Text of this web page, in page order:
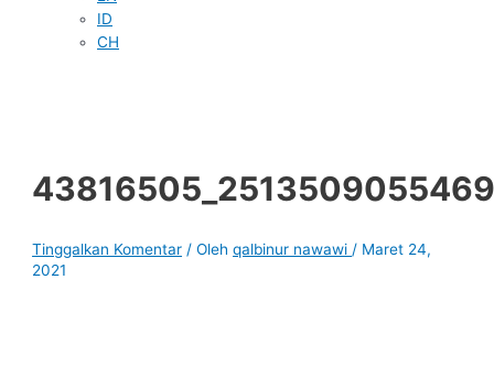
ID
CH
Tinggalkan Komentar / Olehqalbinur nawawi / Maret 24,
2021